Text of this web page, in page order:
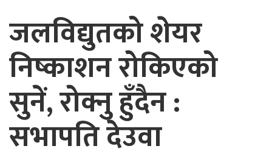
जलविद्युतको शेयर
निष्काशन रोकिएको
सुनें, रोक्नु हुँदैन :
सभापति देउवा